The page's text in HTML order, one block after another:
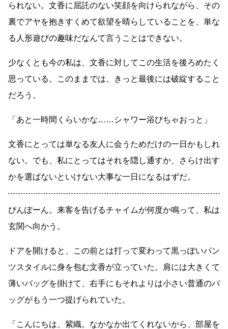
られない。文香に屈託のない笑顔を向けられながら、その
裏でアヤを抱きすくめて欲望を晴らしていることを、単な
る人形遊びの趣味だなんて言うことはできない。
少なくとも今の私は、文香に対してこの生活を後ろめたく
思っている。このままでは、きっと最後には破綻すること
だろう。
「あと一時間くらいかな…… シャワー浴びちゃおっと」
文香にとっては単なる友人に会うためだけの一日かもしれ
ない。でも、私にとってはそれを隠し通すか、さらけ出す
かを選ばないといけない大事な一日になるはずだ。
ぴんぽーん。来客を告げるチャイムが何度か鳴って、私は
玄関へ向かう。
ドアを開けると、この前とは打って変わって黒っぽいパン
ツスタイルに身を包む文香が立っていた。肩には大きくて
薄いバッグを掛けて、右手にもそれよりは小さい普通のバ
ッグがもう一つ提げられていた。
「こんにちは、紫織。なかなか出てくれないから、部屋を